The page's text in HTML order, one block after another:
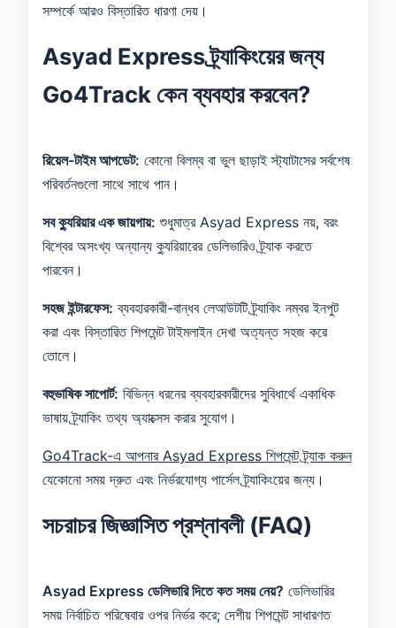
সম্পর্কে আরও বিস্তারিত ধারণা দেয়।
Asyad Express ট্র্যাকিংয়ের জন্য
Go4Track কেন ব্যবহার করবেন?
রিয়েল-টাইম আপডেট: কোনো বিলম্ব বা ভুল ছাড়াই স্ট্যাটাসের সর্বশেষ
পরিবর্তনগুলো সাথে সাথে পান।
সব ক্যুরিয়ার এক জায়গায়: শুধুমাত্র Asyad Express নয়, বরং
বিশ্বের অসংখ্য অন্যান্য ক্যুরিয়ারের ডেলিভারিও ট্র্যাক করতে
পারবেন।
সহজ ইন্টারফেস: ব্যবহারকারী-বান্ধব লেআউটটি ট্র্যাকিং নম্বর ইনপুট
করা এবং বিস্তারিত শিপমেন্ট টাইমলাইন দেখা অত্যন্ত সহজ করে
তোলে।
বহুভাষিক সাপোর্ট: বিভিন্ন ধরনের ব্যবহারকারীদের সুবিধার্থে একাধিক
ভাষায় ট্র্যাকিং তথ্য অ্যাক্সেস করার সুযোগ।
Go4Track-এ আপনার Asyad Express শিপমেন্ট ট্র্যাক করুন
যেকোনো সময় দ্রুত এবং নির্ভরযোগ্য পার্সেল ট্র্যাকিংয়ের জন্য।
সচরাচর জিজ্ঞাসিত প্রশ্নাবলী (FAQ)
Asyad Express ডেলিভারি দিতে কত সময় নেয়? ডেলিভারির
সময় নির্বাচিত পরিষেবার ওপর নির্ভর করে; দেশীয় শিপমেন্ট সাধারণত